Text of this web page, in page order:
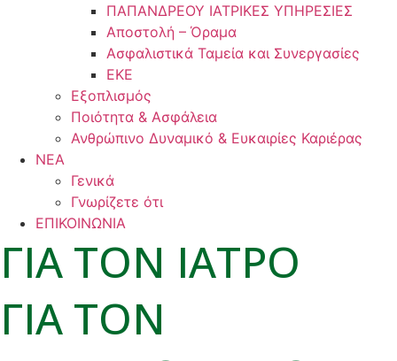
ΠΑΠΑΝΔΡΕΟΥ ΙΑΤΡΙΚΕΣ ΥΠΗΡΕΣΙΕΣ
Αποστολή – Όραμα
Ασφαλιστικά Ταμεία και Συνεργασίες
ΕΚΕ
Εξοπλισμός
Ποιότητα & Ασφάλεια
Ανθρώπινο Δυναμικό & Ευκαιρίες Καριέρας
ΝΕΑ
Γενικά
Γνωρίζετε ότι
ΕΠΙΚΟΙΝΩΝΙΑ
ΓΙΑ ΤΟΝ ΙΑΤΡΟ
ΓΙΑ ΤΟΝ